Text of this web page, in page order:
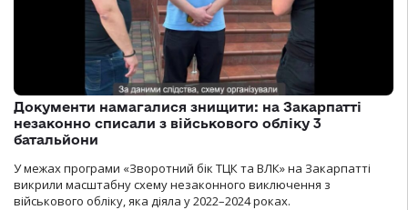
Документи намагалися знищити: на Закарпатті
незаконно списали з військового обліку 3
батальйони
У межах програми «Зворотний бік ТЦК та ВЛК» на Закарпатті
викрили масштабну схему незаконного виключення з
військового обліку, яка діяла у 2022–2024 роках.